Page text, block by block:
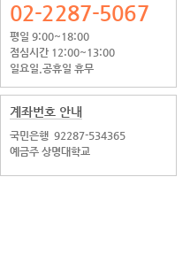
02-2287-5067
평일 9:00~18:00
점심시간 12:00~13:00
일요일.공휴일 휴무
계좌번호 안내
국민은행 92287-534365
예금주 상명대학교